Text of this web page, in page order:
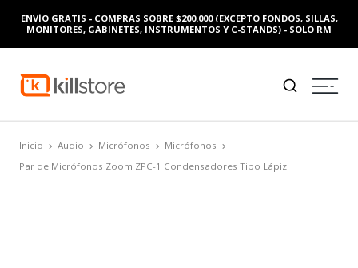
ENVÍO GRATIS - COMPRAS SOBRE $200.000 (EXCEPTO FONDOS, SILLAS,
MONITORES, GABINETES, INSTRUMENTOS Y C-STANDS) - SOLO RM
Inicio Audio Micrófonos
Micrófonos
Par de Micrófonos Zoom ZPC-1 Condensadores Tipo Lápiz